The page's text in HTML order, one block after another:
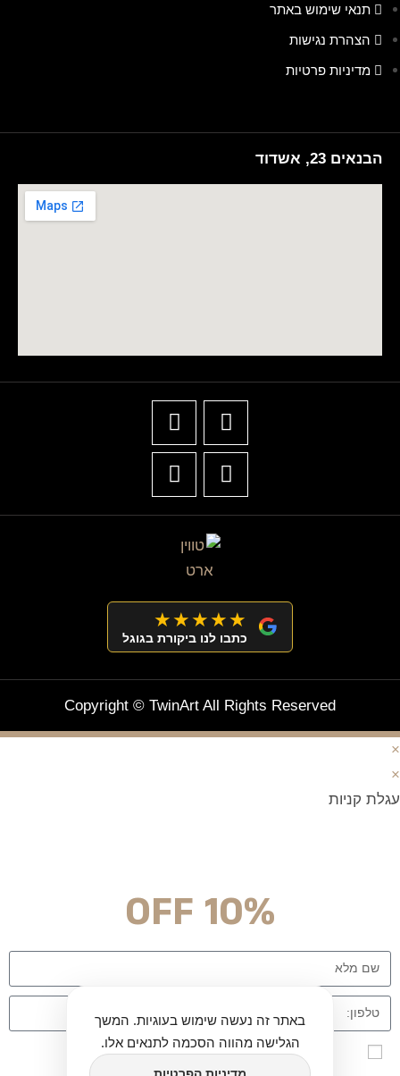
תנאי שימוש באתר
הצהרת נגישות
מדיניות פרטיות
הבנאים 23, אשדוד
★★★★★
כתבו לנו ביקורת בגוגל
Copyright © TwinArt All Rights Reserved
באתר זה נעשה שימוש בעוגיות. המשך
הגלישה מהווה הסכמה לתנאים אלו.
×
×
עגלת קניות
10% OFF
אני מאשר\ת הרשמה לרשימת הדיוור לאתר twinart